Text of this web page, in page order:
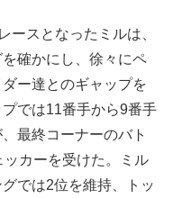
ースとなったミルは、
確かにし、徐々にペ
ー達とのギャップを
では11番手から9番手
最終コーナーのバト
カーを受けた。ミル
では2位を維持、トッ